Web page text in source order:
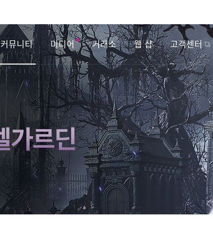
커뮤니티 미디어 거래소 웹 샵 고객센터